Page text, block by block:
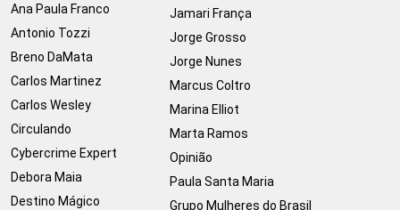
Ana Paula Franco
Antonio Tozzi
Breno DaMata
Carlos Martinez
Carlos Wesley
Circulando
Cybercrime Expert
Debora Maia
Destino Mágico
Jamari França
Jorge Grosso
Jorge Nunes
Marcus Coltro
Marina Elliot
Marta Ramos
Opinião
Paula Santa Maria
Grupo Mulheres do Brasil